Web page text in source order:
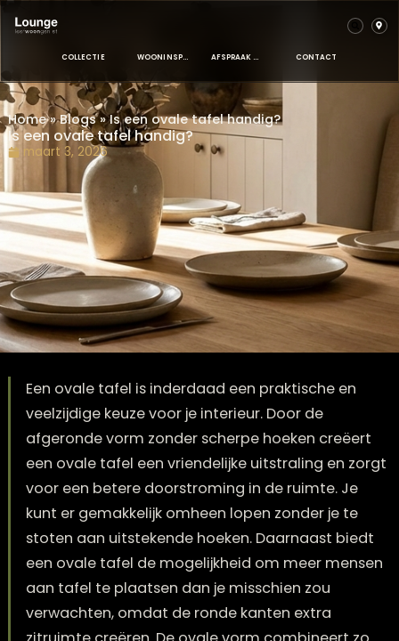
Home »Blogs»Is een ovale tafel handig?
Is een ovale tafel handig?
maart 3, 2026
Een ovale tafel is inderdaad een praktische en
veelzijdige keuze voor je interieur. Door de
afgeronde vorm zonder scherpe hoeken
een ovale tafel een vriendelijke uitstraling en
voor een betere doorstroming in de ruimte. Je
kunt er gemakkelijk omheen lopen zonder je te
stoten aan uitstekende hoeken. Daarnaast
een ovale tafel de mogelijkheid om meer